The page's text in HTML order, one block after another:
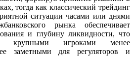
тогда как классический трейдинг
ситуации часами или днями
рынка обеспечивает
и глубину ликвидности, что
крупными игроками менее
заметными для регуляторов и